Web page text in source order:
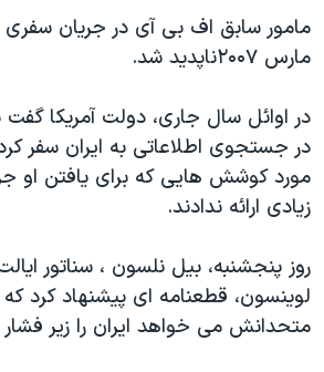
اسرائیل در جنگ
گالری عکس
آرشیو پخش زنده
ورزش زنان در ایران
اعتراضات زن، زندگی، آزادی
مجموعه مستندهای دادخواهی
تریبونال مردمی آبان ۹۸
دادگاه حمید نوری
قانون شفافیت دارائی کادر رهبری ایران
اعتراضات مردمی آبان ۹۸
زبانهای مختلف
مامور سابق اف بی آی در جریان
مارس ۲۰۰٧ناپدید شد.
در اوائل سال جاری، دولت آمریکا
در جستجوی اطلاعاتی به ایران سفر
مورد کوشش هایی که برای یافتن او
زیادی ارائه ندادند.
روز پنجشنبه، بیل نلسون ، سناتور ایالت
لوینسون، قطعنامه ای پیشنهاد کرد که
متحدانش می خواهد ایران را زیر فشار